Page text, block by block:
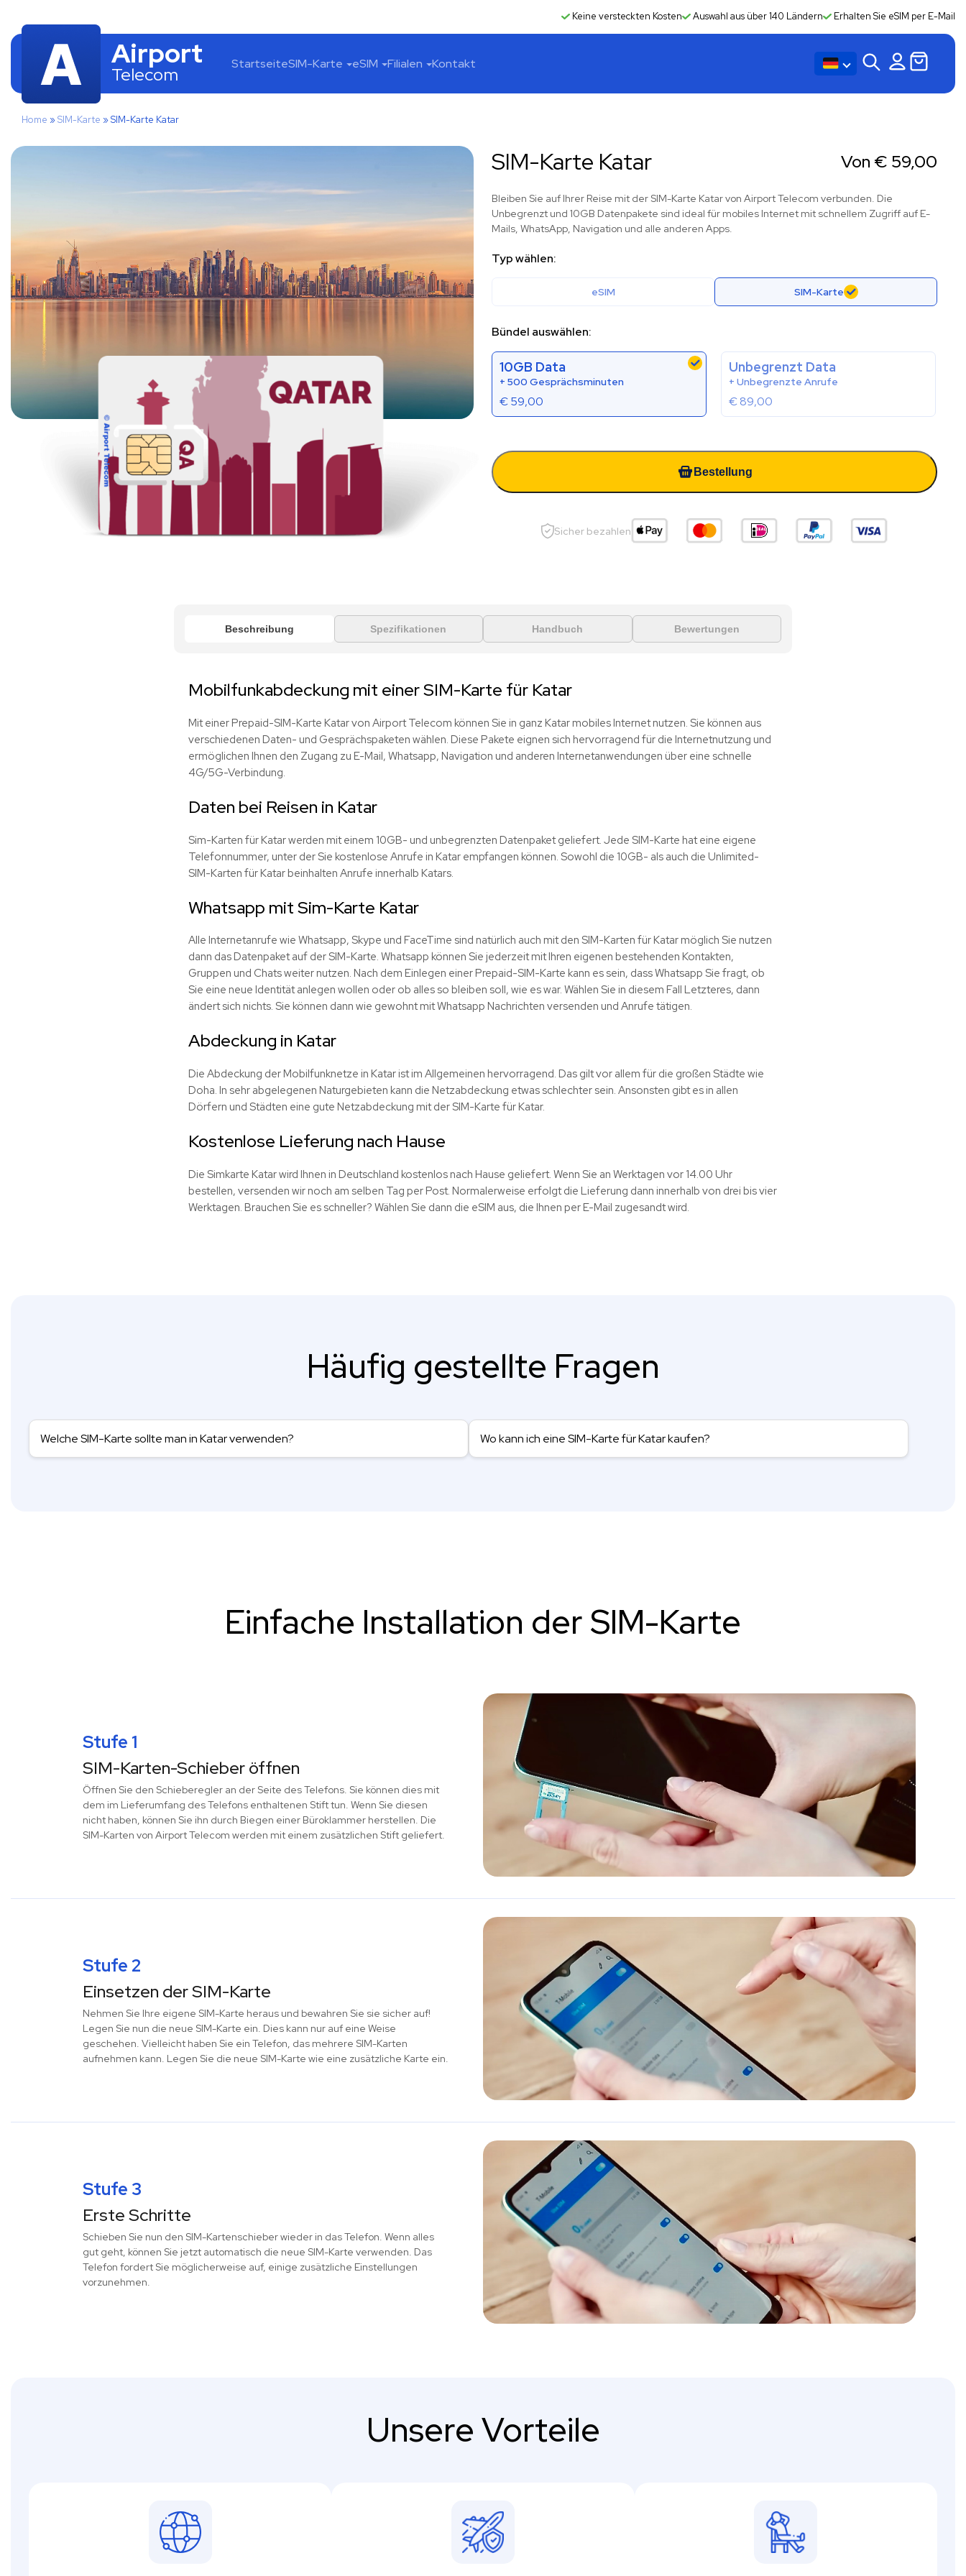
Keine versteckten Kosten Auswahl aus über 140 Ländern Erhalten Sie eSIM per E-Mail
Airport
Telecom StartseiteSIM-Karte eSIM Filialen Kontakt
Home »SIM-Karte »SIM-Karte Katar
SIM-Karte Katar Von € 59,00
Bleiben Sie auf Ihrer Reise mit der SIM-Karte Katar von Airport Telecom verbunden. Die
Unbegrenzt und 10GB Datenpakete sind ideal für mobiles Internet mit schnellem Zugriff auf E-
Mails, WhatsApp, Navigation und alle anderen Apps.
Typ wählen:
eSIM SIM-Karte
Bündel auswählen:
10GB Data
+ 500 Gesprächsminuten
€59,00
Unbegrenzt Data
+ Unbegrenzte Anrufe
€89,00
Bestellung
Sicher bezahlen
Beschreibung Spezifikationen Handbuch Bewertungen
Mobilfunkabdeckung mit einer SIM-Karte für Katar
Mit einer Prepaid-SIM-Karte Katar von Airport Telecom können Sie in ganz Katar mobiles Internet nutzen. Sie können aus
verschiedenen Daten- und Gesprächspaketen wählen. Diese Pakete eignen sich hervorragend für die Internetnutzung und
ermöglichen Ihnen den Zugang zu E-Mail, Whatsapp, Navigation und anderen Internetanwendungen über eine schnelle
4G/5G-Verbindung.
Daten bei Reisen in Katar
Sim-Karten für Katar werden mit einem 10GB- und unbegrenzten Datenpaket geliefert. Jede SIM-Karte hat eine eigene
Telefonnummer, unter der Sie kostenlose Anrufe in Katar empfangen können. Sowohl die 10GB- als auch die Unlimited-
SIM-Karten für Katar beinhalten Anrufe innerhalb Katars.
Whatsapp mit Sim-Karte Katar
Alle Internetanrufe wie Whatsapp, Skype und FaceTime sind natürlich auch mit den SIM-Karten für Katar möglich Sie nutzen
dann das Datenpaket auf der SIM-Karte. Whatsapp können Sie jederzeit mit Ihren eigenen bestehenden Kontakten,
Gruppen und Chats weiter nutzen. Nach dem Einlegen einer Prepaid-SIM-Karte kann es sein, dass Whatsapp Sie fragt, ob
Sie eine neue Identität anlegen wollen oder ob alles so bleiben soll, wie es war. Wählen Sie in diesem Fall Letzteres, dann
ändert sich nichts. Sie können dann wie gewohnt mit Whatsapp Nachrichten versenden und Anrufe tätigen.
Abdeckung in Katar
Die Abdeckung der Mobilfunknetze in Katar ist im Allgemeinen hervorragend. Das gilt vor allem für die großen Städte wie
Doha. In sehr abgelegenen Naturgebieten kann die Netzabdeckung etwas schlechter sein. Ansonsten gibt es in allen
Dörfern und Städten eine gute Netzabdeckung mit der SIM-Karte für Katar.
Kostenlose Lieferung nach Hause
Die Simkarte Katar wird Ihnen in Deutschland kostenlos nach Hause geliefert. Wenn Sie an Werktagen vor 14.00 Uhr
bestellen, versenden wir noch am selben Tag per Post. Normalerweise erfolgt die Lieferung dann innerhalb von drei bis vier
Werktagen. Brauchen Sie es schneller? Wählen Sie dann die eSIM aus, die Ihnen per E-Mail zugesandt wird.
Häufig gestellte Fragen
Welche SIM-Karte sollte man in Katar verwenden? Wo kann ich eine SIM-Karte für Katar kaufen?
Einfache Installation der SIM-Karte
Stufe 1
SIM-Karten-Schieber öffnen
Öffnen Sie den Schieberegler an der Seite des Telefons. Sie können dies mit
dem im Lieferumfang des Telefons enthaltenen Stift tun. Wenn Sie diesen
nicht haben, können Sie ihn durch Biegen einer Büroklammer herstellen. Die
SIM-Karten von Airport Telecom werden mit einem zusätzlichen Stift geliefert.
Stufe 2
Einsetzen der SIM-Karte
Nehmen Sie Ihre eigene SIM-Karte heraus und bewahren Sie sie sicher auf!
Legen Sie nun die neue SIM-Karte ein. Dies kann nur auf eine Weise
geschehen. Vielleicht haben Sie ein Telefon, das mehrere SIM-Karten
aufnehmen kann. Legen Sie die neue SIM-Karte wie eine zusätzliche Karte ein.
Stufe 3
Erste Schritte
Schieben Sie nun den SIM-Kartenschieber wieder in das Telefon. Wenn alles
gut geht, können Sie jetzt automatisch die neue SIM-Karte verwenden. Das
Telefon fordert Sie möglicherweise auf, einige zusätzliche Einstellungen
vorzunehmen.
Unsere Vorteile